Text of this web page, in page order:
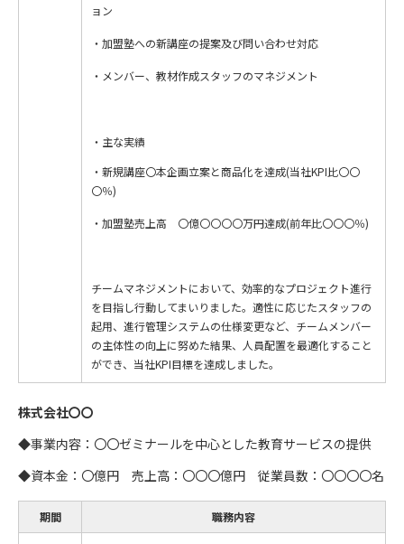
ョン
・加盟塾への新講座の提案及び問い合わせ対応
・メンバー、教材作成スタッフのマネジメント
主な実績
・新規講座〇本企画立案と商品化を達成(当社KPI比〇〇
〇％)
・加盟塾売上高 〇億〇〇〇〇万円達成(前年比〇〇〇％)
チームマネジメントにおいて、効率的なプロジェクト進行
を目指し行動してまいりました。適性に応じたスタッフの
起用、進行管理システムの仕様変更など、チームメンバー
の主体性の向上に努めた結果、人員配置を最適化すること
ができ、当社KPI目標を達成しました。
株式会社〇〇
◆事業内容：〇〇ゼミナールを中心とした教育サービスの提供
◆資本金：〇億円 売上高：〇〇〇億円 従業員数：〇〇〇〇名
期間 職務内容